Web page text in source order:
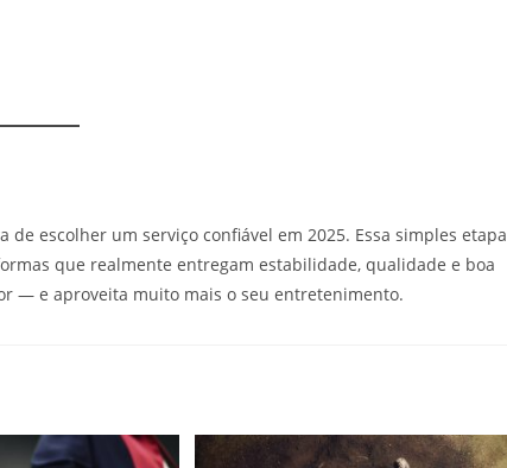
escolher um serviço confiável em 2025. Essa simples etapa
que realmente entregam estabilidade, qualidade e boa
— e aproveita muito mais o seu entretenimento.